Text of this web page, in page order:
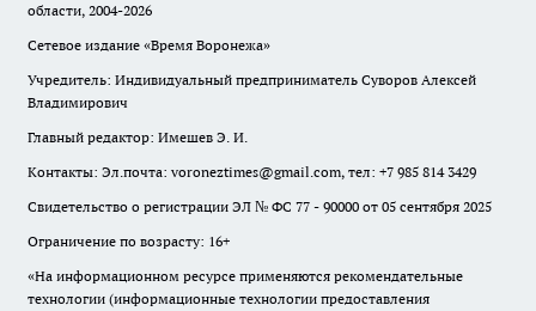
области, 2004-2026
Сетевое издание «Время Воронежа»
Учредитель: Индивидуальный предприниматель Суворов Алексей
Владимирович
Главный редактор: Имешев Э. И.
Контакты: Эл.почта: voroneztimes@gmail.com, тел: +7 985 814 3429
Свидетельство о регистрации ЭЛ № ФС 77 - 90000 от 05 сентября 2025
Ограничение по возрасту: 16+
«На информационном ресурсе применяются рекомендательные
технологии (информационные технологии предоставления